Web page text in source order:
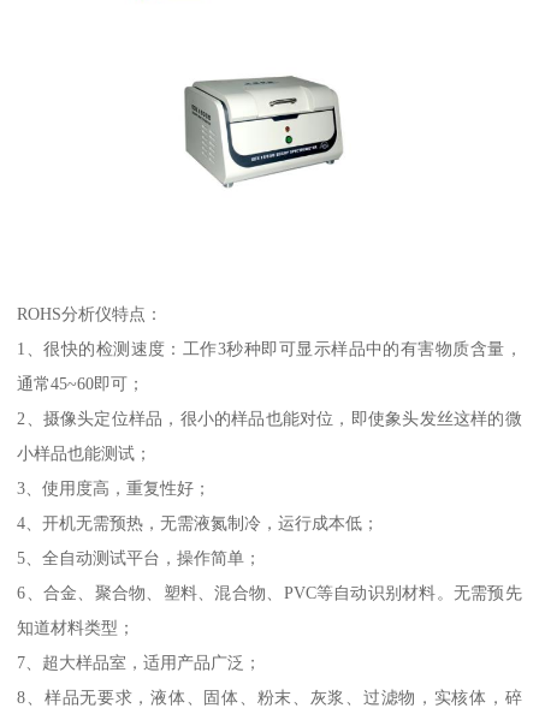
ROHS分析仪特点：
1、很快的检测速度：工作3秒种即可显示样品中的有害物质含量，
通常45~60即可；
2、摄像头定位样品，很小的样品也能对位，即使象头发丝这样的微
小样品也能测试；
3、使用度高，重复性好；
4、开机无需预热，无需液氮制冷，运行成本低；
5、全自动测试平台，操作简单；
6、合金、聚合物、塑料、混合物、PVC等自动识别材料。无需预先
知道材料类型；
7、超大样品室，适用产品广泛；
8、样品无要求，液体、固体、粉末、灰浆、过滤物，实核体，碎